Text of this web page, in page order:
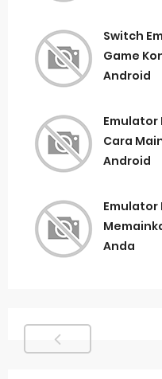
Switch
Game
Android
Emulator
Cara
Android
Emulator
Anda